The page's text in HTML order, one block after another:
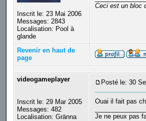
Inscrit le: 23 Mai 2006
Messages: 2843
Localisation: Pool à
glande
Ceci est un bloc
Revenir en haut de
page
videogameplayer
Inscrit le: 29 Mar 2005
Messages: 482
Localisation: Gränna
Posté le: 30
Ouai il fait pas
Je ne peux pas